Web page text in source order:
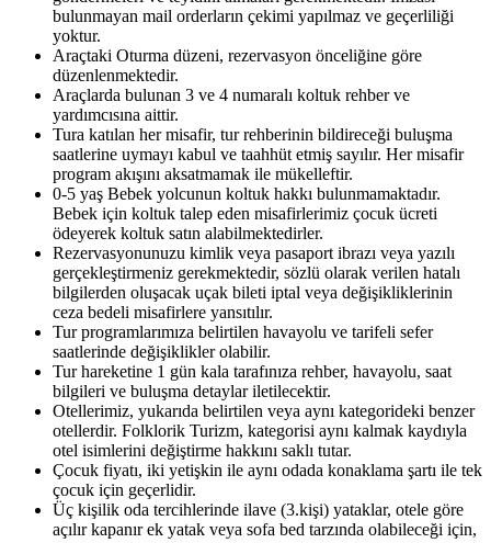
bulunmayan mail orderların çekimi yapılmaz ve geçerliliği
yoktur.
Araçtaki Oturma düzeni, rezervasyon önceliğine göre
düzenlenmektedir.
Araçlarda bulunan 3 ve 4 numaralı koltuk rehber ve
yardımcısına aittir.
Tura katılan her misafir, tur rehberinin bildireceği buluşma
saatlerine uymayı kabul ve taahhüt etmiş sayılır. Her misafir
program akışını aksatmamak ile mükelleftir.
0-5 yaş Bebek yolcunun koltuk hakkı bulunmamaktadır.
Bebek için koltuk talep eden misafirlerimiz çocuk ücreti
ödeyerek koltuk satın alabilmektedirler.
Rezervasyonunuzu kimlik veya pasaport ibrazı veya yazılı
gerçekleştirmeniz gerekmektedir, sözlü olarak verilen hatalı
bilgilerden oluşacak uçak bileti iptal veya değişikliklerinin
ceza bedeli misafirlere yansıtılır.
Tur programlarımıza belirtilen havayolu ve tarifeli sefer
saatlerinde değişiklikler olabilir.
Tur hareketine 1 gün kala tarafınıza rehber, havayolu, saat
bilgileri ve buluşma detaylar iletilecektir.
Otellerimiz, yukarıda belirtilen veya aynı kategorideki benzer
otellerdir. Folklorik Turizm, kategorisi aynı kalmak kaydıyla
otel isimlerini değiştirme hakkını saklı tutar.
Çocuk fiyatı, iki yetişkin ile aynı odada konaklama şartı ile tek
çocuk için geçerlidir.
Üç kişilik oda tercihlerinde ilave (3.kişi) yataklar, otele göre
açılır kapanır ek yatak veya sofa bed tarzında olabileceği için,